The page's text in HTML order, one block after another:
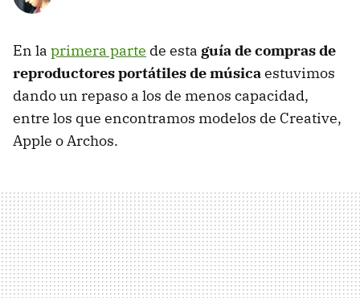
En la primera parte de esta guía de compras de
reproductores portátiles de músicaestuvimos
dando un repaso a los de menos capacidad,
entre los que encontramos modelos de Creative,
Apple o Archos.